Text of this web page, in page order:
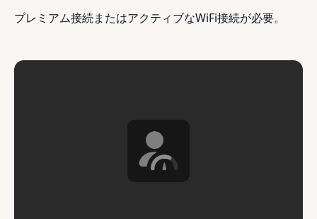
プレミアム接続またはアクティブなWiFi接続が必要。